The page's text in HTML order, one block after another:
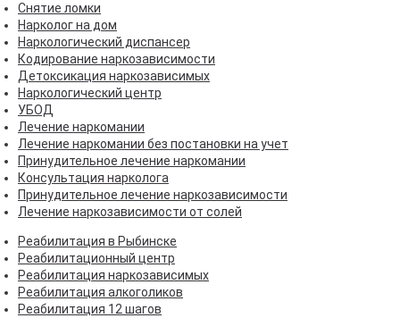
Снятие ломки
Нарколог на дом
Наркологический диспансер
Кодирование наркозависимости
Детоксикация наркозависимых
Наркологический центр
УБОД
Лечение наркомании
Лечение наркомании без постановки на учет
Принудительное лечение наркомании
Консультация нарколога
Принудительное лечение наркозависимости
Лечение наркозависимости от солей
Реабилитация в Рыбинске
Реабилитационный центр
Реабилитация наркозависимых
Реабилитация алкоголиков
Реабилитация 12 шагов